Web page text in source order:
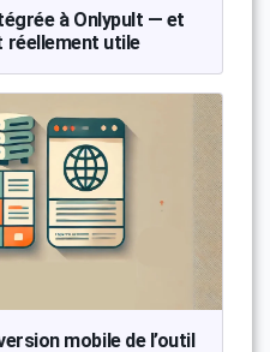
à Onlypult — et
réellement utile
mobile de l’outil